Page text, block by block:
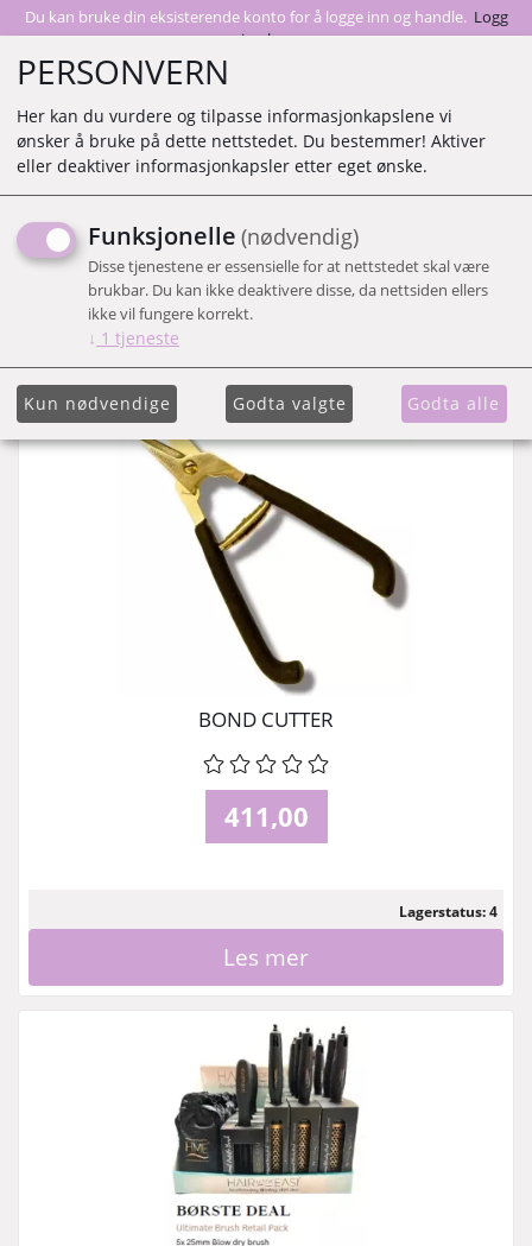
Du kan bruke din eksisterende konto for å logge inn og handle. Logg
inn her
Viser 37 produkter
Vis liste
BOND CUTTER
411,00
Lagerstatus: 4
Les mer
PERSONVERN
Her kan du vurdere og tilpasse informasjonkapslene vi
ønsker å bruke på dette nettstedet. Du bestemmer! Aktiver
eller deaktiver informasjonkapsler etter eget ønske.
Funksjonelle (nødvendig)
Disse tjenestene er essensielle for at nettstedet skal være
brukbar. Du kan ikke deaktivere disse, da nettsiden ellers
ikke vil fungere korrekt.
↓ 1 tjeneste
Kun nødvendige Godta valgte Godta alle